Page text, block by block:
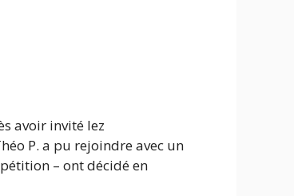
avoir invité lez
P. a pu rejoindre avec un
– ont décidé en